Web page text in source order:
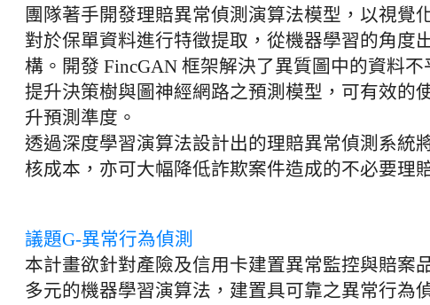
團隊著手開發理賠異常偵測演算法模型，以視覺
對於保單資料進行特徵提取，從機器學習的角度
構。開發 FincGAN 框架解決了異質圖中的資料
提升決策樹與圖神經網路之預測模型，可有效的
升預測準度。
透過深度學習演算法設計出的理賠異常偵測系統
核成本，亦可大幅降低詐欺案件造成的不必要理
議題G-異常行為偵測
本計畫欲針對產險及信用卡建置異常監控與賠案
多元的機器學習演算法，建置具可靠之異常行為